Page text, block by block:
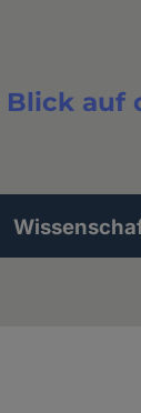
Blick auf